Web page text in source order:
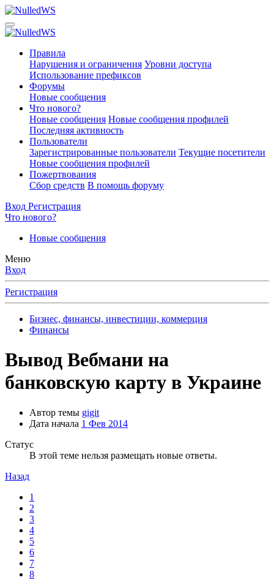
Правила
Нарушения и ограничения Уровни доступа
Использование префиксов
Форумы
Новые сообщения
Что нового?
Новые сообщения Новые сообщения профилей
Последняя активность
Пользователи
Зарегистрированные пользователи Текущие посетители
Новые сообщения профилей
Пожертвования
Сбор средств В помощь форуму
Вход Регистрация
Что нового?
Новые сообщения
Меню
Вход
Регистрация
Бизнес, финансы, инвестиции, коммерция
Финансы
Вывод Вебмани на
банковскую карту в Украине
Автор темы gigit
Дата начала 1 Фев 2014
Статус
В этой теме нельзя размещать новые ответы.
Назад
1
2
3
4
5
6
7
8